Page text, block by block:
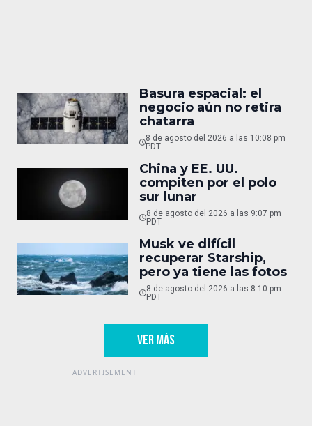
Basura espacial: el
negocio aún no retira
chatarra
8 de agosto del 2026 a las 10:08 pm
PDT
China y EE. UU.
compiten por el polo
sur lunar
8 de agosto del 2026 a las 9:07 pm
PDT
Musk ve difícil
recuperar Starship,
pero ya tiene las fotos
8 de agosto del 2026 a las 8:10 pm
PDT
VER MÁS